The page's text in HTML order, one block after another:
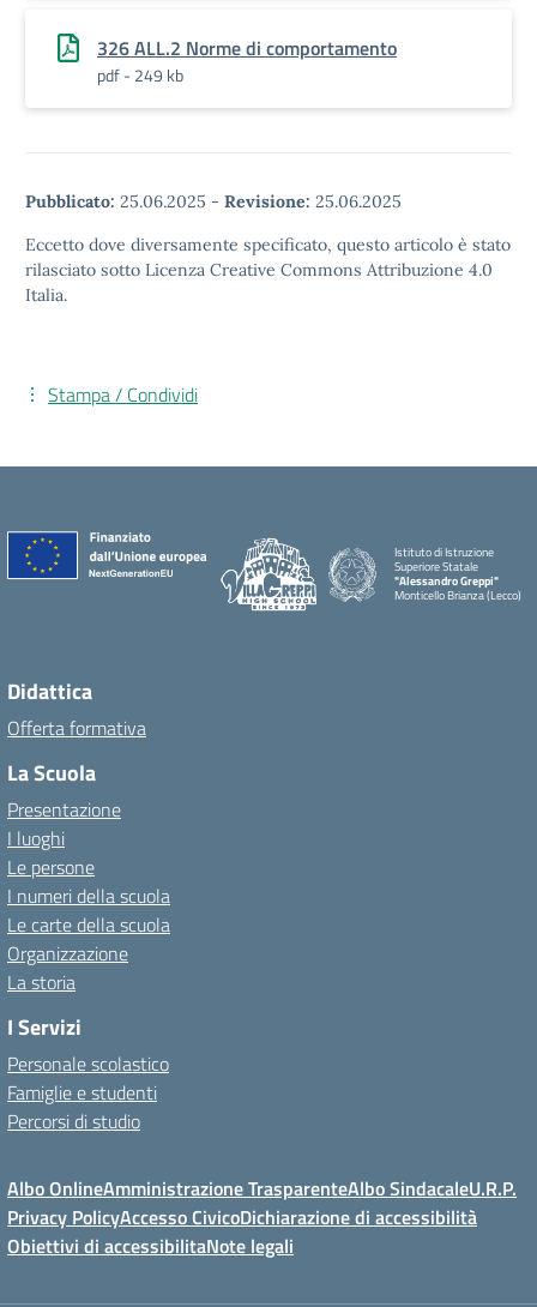
326 ALL.2 Norme di comportamento
pdf - 249 kb
Pubblicato: 25.06.2025 - Revisione: 25.06.2025
Eccetto dove diversamente specificato, questo articolo è stato
rilasciato sotto Licenza Creative Commons Attribuzione 4.0
Italia.
Stampa / Condividi
Istituto di Istruzione
Superiore Statale
"Alessandro Greppi"
Monticello Brianza (Lecco)
Didattica
Offerta formativa
La Scuola
Presentazione
I luoghi
Le persone
I numeri della scuola
Le carte della scuola
Organizzazione
La storia
I Servizi
Personale scolastico
Famiglie e studenti
Percorsi di studio
Albo OnlineAmministrazione TrasparenteAlbo SindacaleU.R.P.
Privacy PolicyAccesso CivicoDichiarazione di accessibilità
Obiettivi di accessibilitaNote legali